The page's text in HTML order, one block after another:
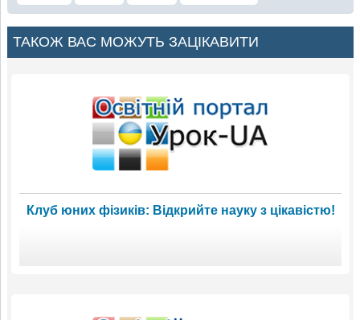
ТАКОЖ ВАС МОЖУТЬ ЗАЦІКАВИТИ
Клуб юних фізиків: Відкрийте науку з цікавістю!